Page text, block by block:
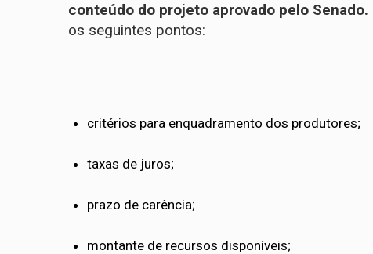
conteúdo do projeto aprovado pelo Senado.
os seguintes pontos:
critérios para enquadramento dos produtores;
taxas de juros;
prazo de carência;
montante de recursos disponíveis;